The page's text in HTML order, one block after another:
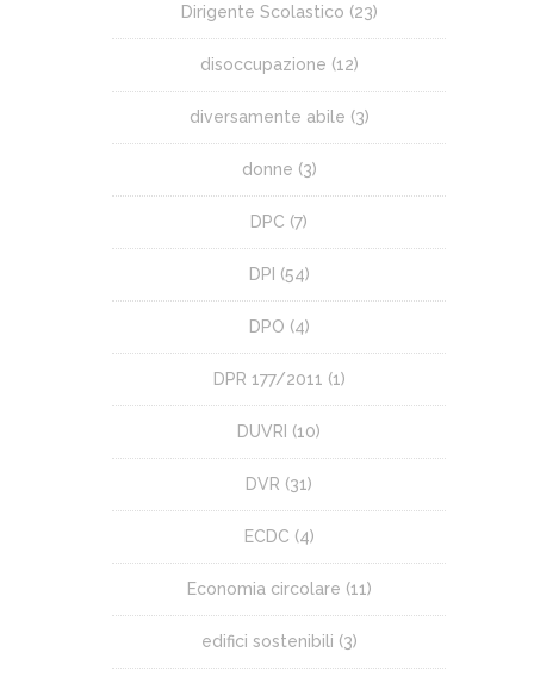
Dirigente Scolastico (23)
disoccupazione (12)
diversamente abile (3)
donne (3)
DPC (7)
DPI (54)
DPO (4)
DPR 177/2011 (1)
DUVRI (10)
DVR (31)
ECDC (4)
Economia circolare (11)
edifici sostenibili (3)